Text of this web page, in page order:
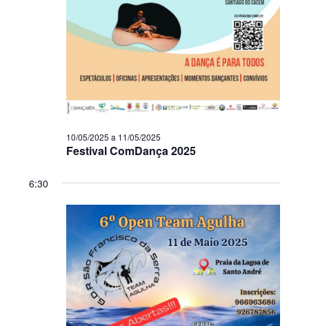
Festival ComDança 2025
10/05/2025 a 11/05/2025
6:30